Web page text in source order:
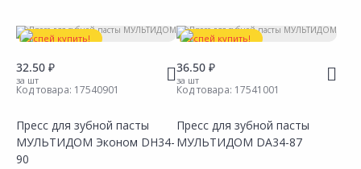
Цвет
Производитель
Успей купить!
32.50 ₽
за шт
Код товара: 17540901
Пресс для зубной пасты
МУЛЬТИДОМ Эконом DH34-
90
Успей купить!
36.50 ₽
за шт
Код товара: 17541001
Пресс для зубной пасты
МУЛЬТИДОМ DA34-87